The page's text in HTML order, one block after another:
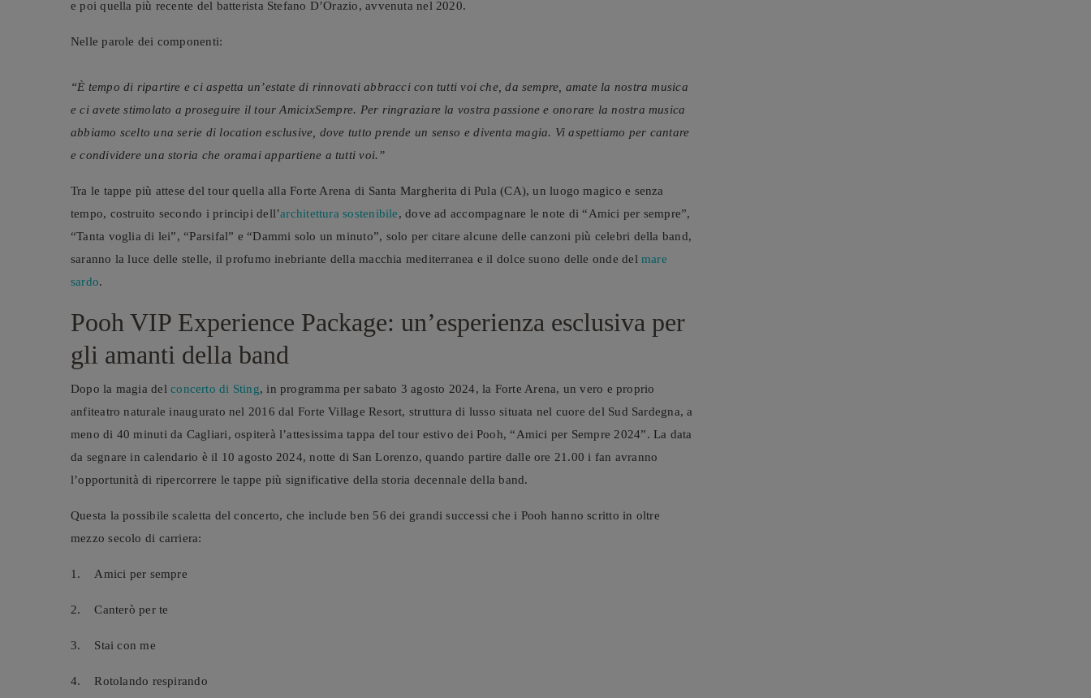
e poi quella più recente del batterista Stefano D’Orazio, avvenuta nel 2020.
Nelle parole dei componenti:
“È tempo di ripartire e ci aspetta un’estate di rinnovati abbracci con tutti voi che, da sempre, amate la nostra musica
e ci avete stimolato a proseguire il tour AmicixSempre. Per ringraziare la vostra passione e onorare la nostra musica
abbiamo scelto una serie di location esclusive, dove tutto prende un senso e diventa magia. Vi aspettiamo per cantare
e condividere una storia che oramai appartiene a tutti voi.”
Tra le tappe più attese del tour quella alla Forte Arena di Santa Margherita di Pula (CA), un luogo magico e senza
tempo, costruito secondo i principi dell’architettura sostenibile, dove ad accompagnare le note di “Amici per sempre”,
“Tanta voglia di lei”, “Parsifal” e “Dammi solo un minuto”, solo per citare alcune delle canzoni più celebri della band,
saranno la luce delle stelle, il profumo inebriante della macchia mediterranea e il dolce suono delle onde del mare
sardo.
Pooh VIP Experience Package: un’esperienza esclusiva per
gli amanti della band
Dopo la magia delconcerto di Sting, in programma per sabato 3 agosto 2024, la Forte Arena, un vero e proprio
anfiteatro naturale inaugurato nel 2016 dal Forte Village Resort, struttura di lusso situata nel cuore del Sud Sardegna, a
meno di 40 minuti da Cagliari, ospiterà l’attesissima tappa del tour estivo dei Pooh, “Amici per Sempre 2024”. La data
da segnare in calendario è il 10 agosto 2024, notte di San Lorenzo, quando partire dalle ore 21.00 i fan avranno
l’opportunità di ripercorrere le tappe più significative della storia decennale della band.
Questa la possibile scaletta del concerto, che include ben 56 dei grandi successi che i Pooh hanno scritto in oltre
mezzo secolo di carriera:
1. Amici per sempre
2. Canterò per te
3. Stai con me
4. Rotolando respirando